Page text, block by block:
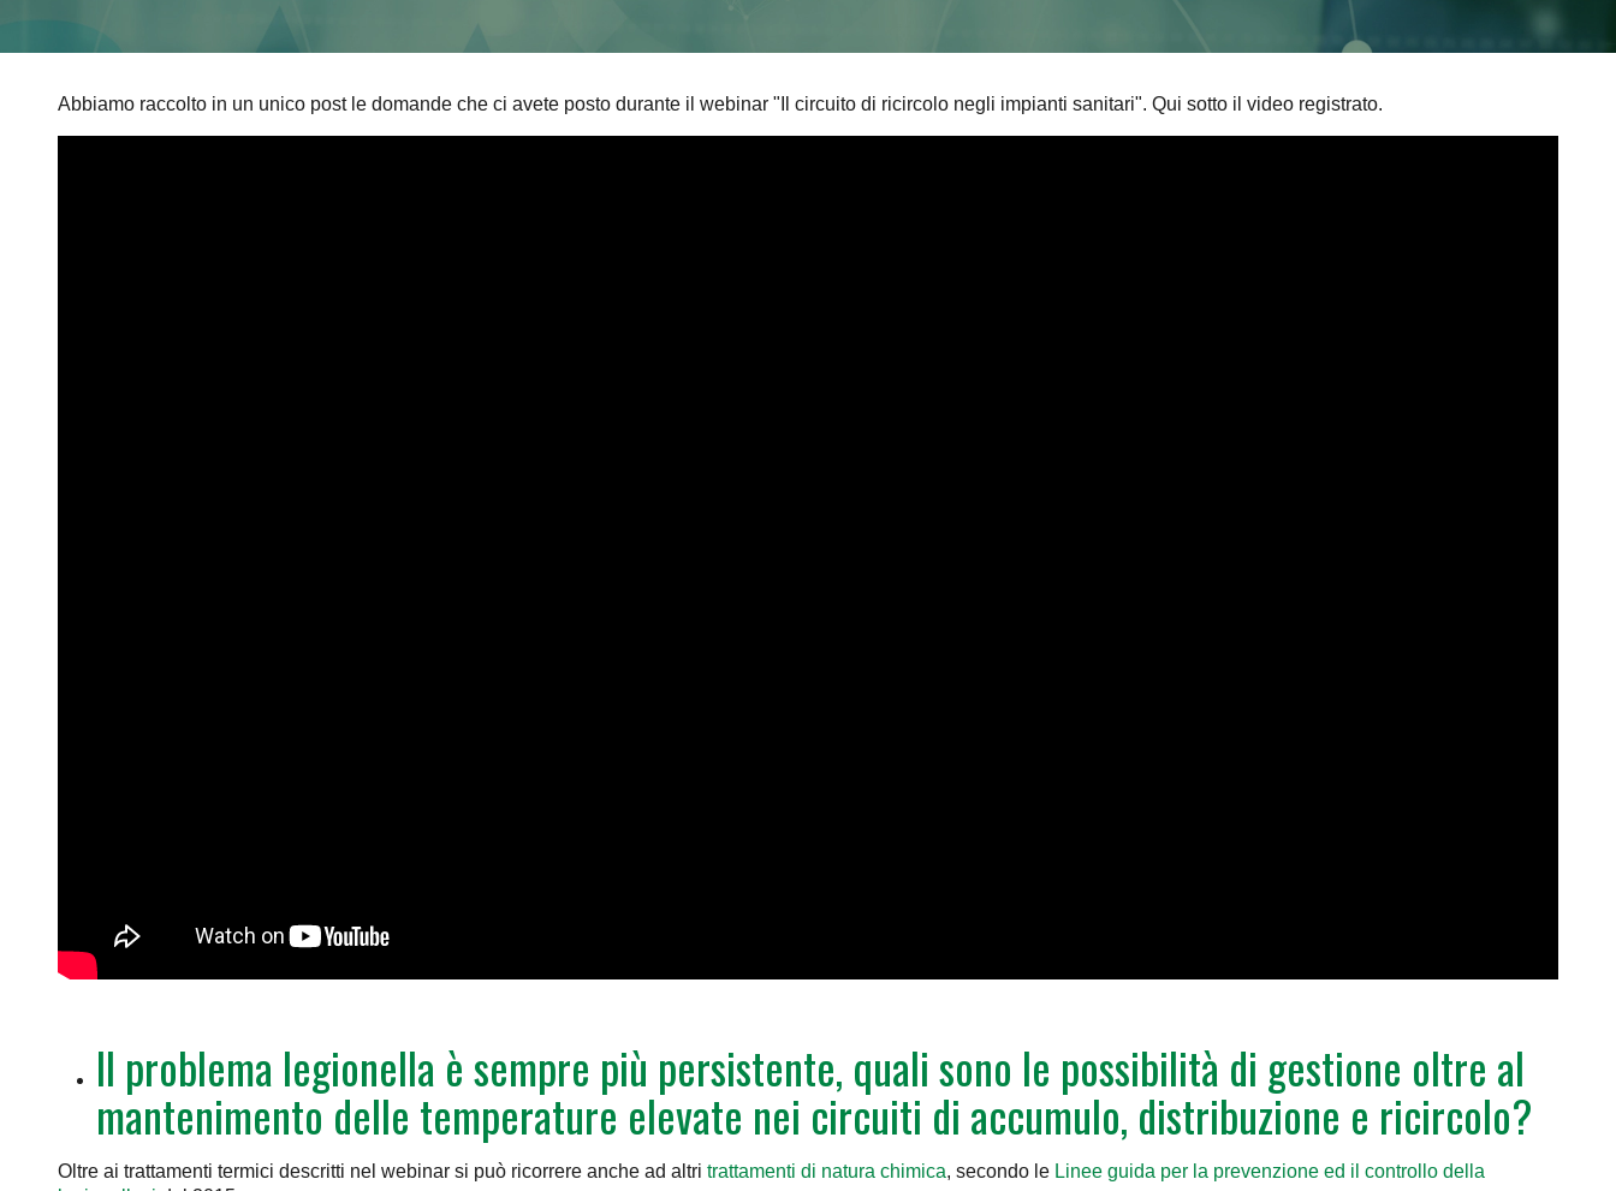
Abbiamo raccolto in un unico post le domande che ci avete posto durante il webinar "Il circuito di ricircolo negli impianti sanitari". Qui sotto il video registrato.
Il problema legionella è sempre più persistente, quali sono le possibilità di gestione oltre al
mantenimento delle temperature elevate nei circuiti di accumulo, distribuzione e ricircolo?
Oltre ai trattamenti termici descritti nel webinar si può ricorrere anche ad altri trattamenti di natura chimica, secondo le Linee guida per la prevenzione ed il controllo della